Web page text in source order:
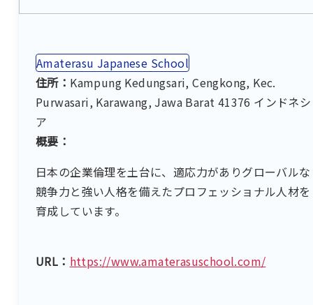
Amaterasu Japanese School
住所： Kampung Kedungsari, Cengkong, Kec.
Purwasari, Karawang, Jawa Barat 41376 インドネシ
ア
概要：
日本の企業倫理を土台に、適応力がありグローバルな
競争力と強い人格を備えたプロフェッショナル人材を
育成しています。
URL： https://www.amaterasuschool.com/